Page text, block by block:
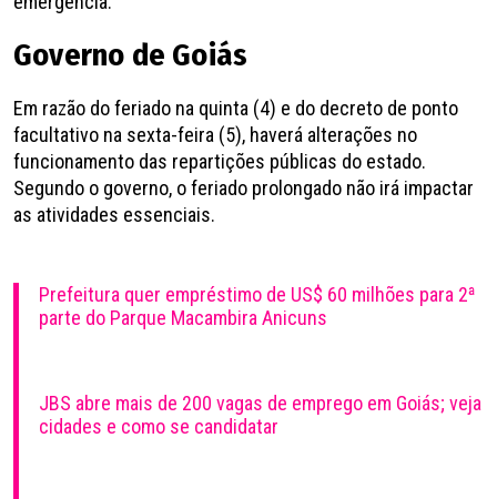
Governo de Goiás
Em razão do feriado na quinta (4) e do decreto de ponto
facultativo na sexta-feira (5), haverá alterações no
funcionamento das repartições públicas do estado.
Segundo o governo, o feriado prolongado não irá impactar
as atividades essenciais.
Prefeitura quer empréstimo de US$ 60 milhões para 2ª
parte do Parque Macambira Anicuns
JBS abre mais de 200 vagas de emprego em Goiás; veja
cidades e como se candidatar